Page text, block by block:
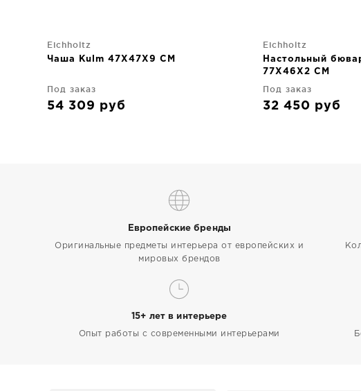
Eichholtz
Чаша Kulm 47X47X9 CM
Под заказ
54 309 руб
Eichholtz
Настольный
77X46X2 CM
Под заказ
32 450 руб
Европейские бренды
Оригинальные предметы интерьера от европейских и
мировых брендов
15+ лет в интерьере
Опыт работы с современными интерьерами